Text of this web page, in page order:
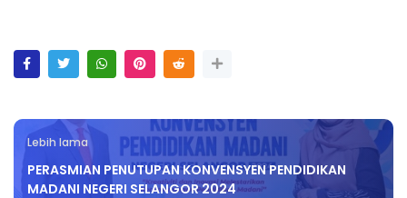
Lebih lama
PERASMIAN PENUTUPAN KONVENSYEN PENDIDIKAN
MADANI NEGERI SELANGOR 2024